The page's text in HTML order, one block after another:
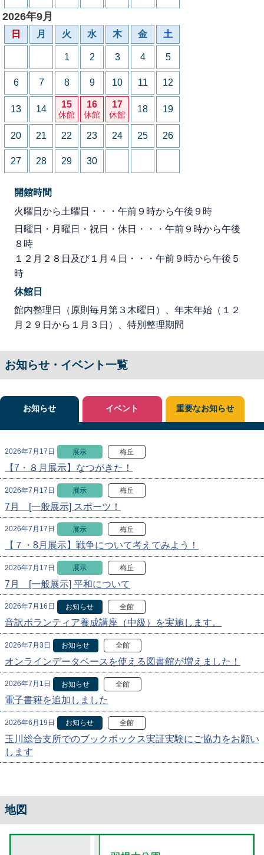
2026年9月
日 月 火 水 木 金 土
1 2 3 4 5
6 7 8 9 10 11 12
13 14 15
休館
16
休館
17
休館
18 19
20 21 22 23 24 25 26
27 28 29 30
開館時間
火曜日から土曜日・・・午前９時から午後９時
日曜日・月曜日・祝日・休日・・・午前９時から午後
８時
１２月２８日及び１月４日・・・午前９時から午後５
時
休館日
館内整理日（原則毎月第３木曜日）、年末年始（１２
月２９日から１月３日）、特別整理期間
お知らせ・イベント一覧
お知らせ
2026年7月17日 展示 梅丘
【7・８月展示】なつがきた！
2026年7月17日 展示 梅丘
7月 [一般展示] スポーツ！
2026年7月17日 展示 梅丘
【７・8月展示】戦争について考えてみよう！
2026年7月17日 展示 梅丘
7月 [一般展示] 平和について
2026年7月16日 お知らせ 全館
音訳ボランティア養成講座（中級）を実施します。
2026年7月3日 お知らせ 全館
オンラインデータベースを使える図書館が増えました！
2026年7月1日 お知らせ 全館
電子書籍を追加しました
2026年6月19日 お知らせ 全館
玉川総合支所でのブックボックス実証実験にご協力をお願い
します
イベント 重要なお知らせ
地図